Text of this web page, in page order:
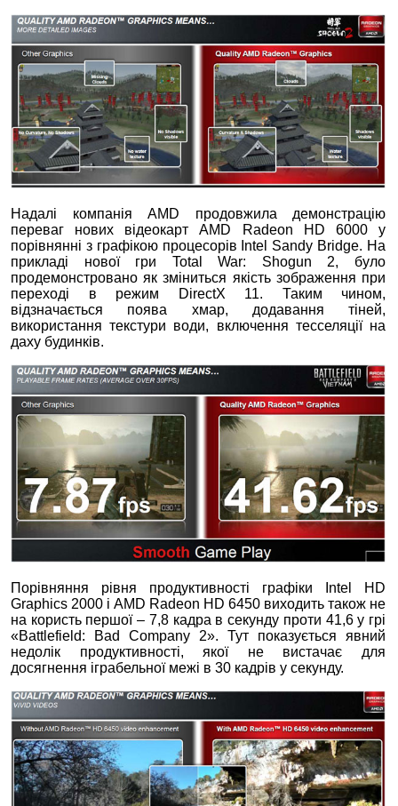
Надалі компанія AMD продовжила демонстрацію
переваг нових відеокарт AMD Radeon HD 6000 у
порівнянні з графікою процесорів Intel Sandy Bridge. На
прикладі нової гри Total War: Shogun 2, було
продемонстровано як зміниться якість зображення при
переході в режим DirectХ 11. Таким чином,
відзначається поява хмар, додавання тіней,
використання текстури води, включення тесселяції на
даху будинків.
Порівняння рівня продуктивності графіки Intel HD
Graphics 2000 і AMD Radeon HD 6450 виходить також не
на користь першої – 7,8 кадра в секунду проти 41,6 у грі
«Battlefield: Bad Company 2». Тут показується явний
недолік продуктивності, якої не вистачає для
досягнення іграбельної межі в 30 кадрів у секунду.